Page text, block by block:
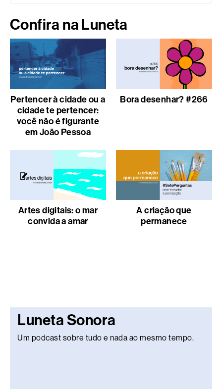
Confira na Luneta
Pertencer à cidade ou a
cidade te pertencer:
você não é figurante
em João Pessoa
Bora desenhar? #266
Artes digitais: o mar
convida a amar
A criação que
permanece
Luneta Sonora
Um podcast sobre tudo e nada ao mesmo tempo.